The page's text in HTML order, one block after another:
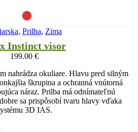
, Prilba, Zima
Instinct visor
199.00 €
nahrádza okuliare. Hlavu pred silným
škrupina a ochranná vnútorná
náraz. Prilba má odnímateľnú
sa prispôsobí tvaru hlavy vďaka
3D IAS.